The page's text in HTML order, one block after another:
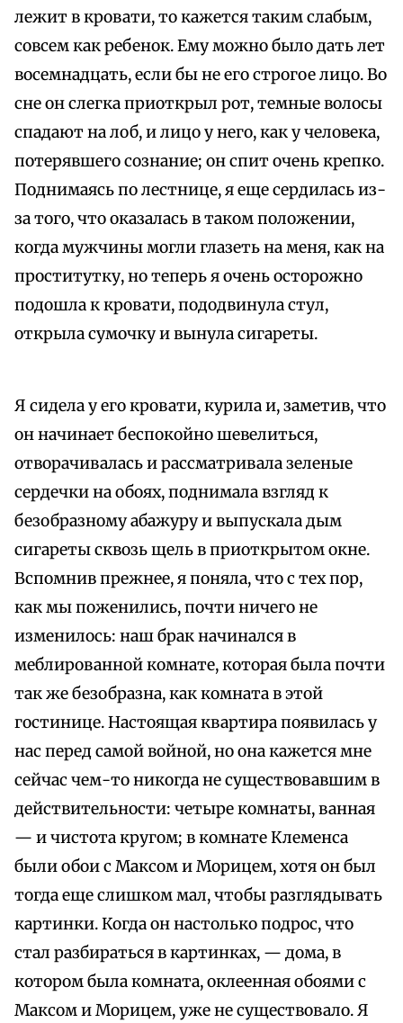
лежит в кровати, то кажется таким слабым,
совсем как ребенок. Ему можно было дать лет
восемнадцать, если бы не его строгое лицо. Во
сне он слегка приоткрыл рот, темные волосы
спадают на лоб, и лицо у него, как у человека,
потерявшего сознание; он спит очень крепко.
Поднимаясь по лестнице, я еще сердилась из-
за того, что оказалась в таком положении,
когда мужчины могли глазеть на меня, как на
проститутку, но теперь я очень осторожно
подошла к кровати, пододвинула стул,
открыла сумочку и вынула сигареты.
Я сидела у его кровати, курила и, заметив, что
он начинает беспокойно шевелиться,
отворачивалась и рассматривала зеленые
сердечки на обоях, поднимала взгляд к
безобразному абажуру и выпускала дым
сигареты сквозь щель в приоткрытом окне.
Вспомнив прежнее, я поняла, что с тех пор,
как мы поженились, почти ничего не
изменилось: наш брак начинался в
меблированной комнате, которая была почти
так же безобразна, как комната в этой
гостинице. Настоящая квартира появилась у
нас перед самой войной, но она кажется мне
сейчас чем-то никогда не существовавшим в
действительности: четыре комнаты, ванная
— и чистота кругом; в комнате Клеменса
были обои с Максом и Морицем, хотя он был
тогда еще слишком мал, чтобы разглядывать
картинки. Когда он настолько подрос, что
стал разбираться в картинках, — дома, в
котором была комната, оклеенная обоями с
Максом и Морицем, уже не существовало. Я